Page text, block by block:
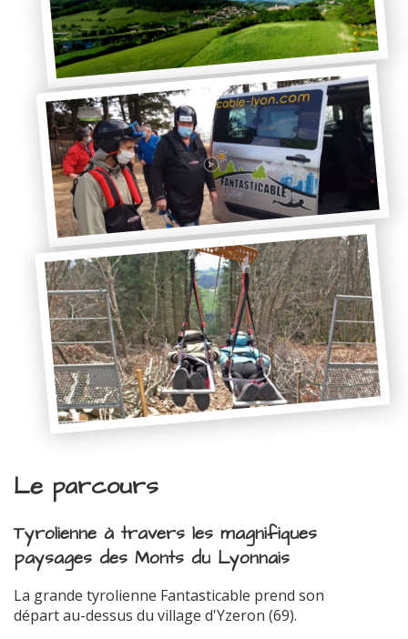
Le parcours
Tyrolienne à travers les magnifiques
paysages des Monts du Lyonnais
La grande tyrolienne Fantasticable prend son
départ au-dessus du village d'Yzeron (69).